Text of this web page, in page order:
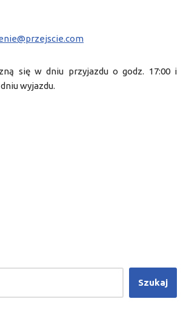
się w dniu przyjazdu o godz. 17:00 i
wyjazdu.
Szukaj